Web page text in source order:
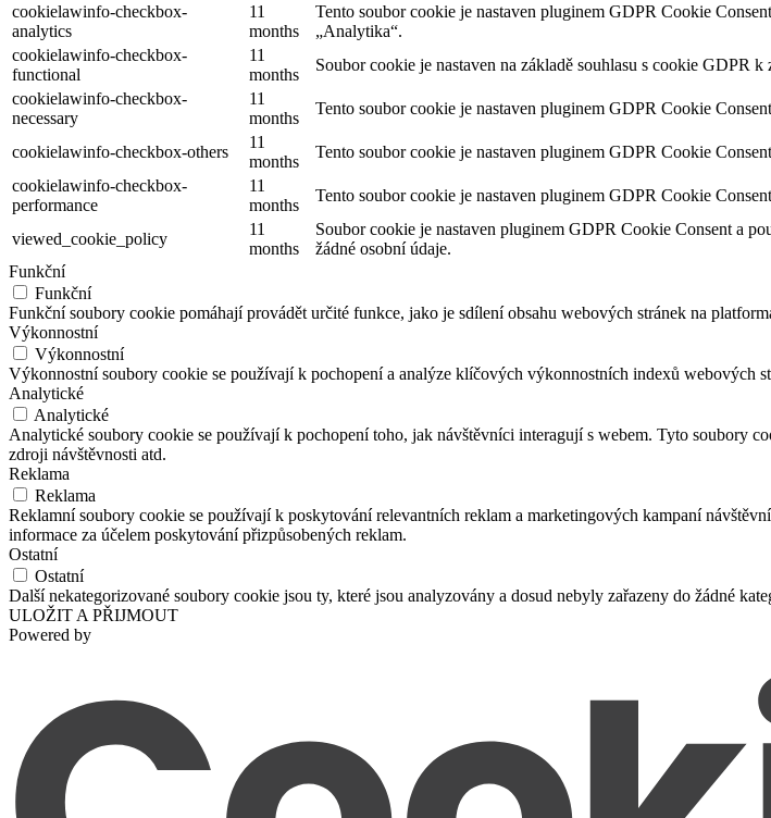
cookielawinfo-checkbox-
analytics
11
months
Tento soubor cookie je nastaven pluginem GDPR Cookie
„Analytika“.
cookielawinfo-checkbox-
functional
11
months
Soubor cookie je nastaven na základě souhlasu s cookie GDPR
cookielawinfo-checkbox-
necessary
11
months
Tento soubor cookie je nastaven pluginem GDPR Cookie
cookielawinfo-checkbox-others
11
months
Tento soubor cookie je nastaven pluginem GDPR Cookie
cookielawinfo-checkbox-
performance
11
months
Tento soubor cookie je nastaven pluginem GDPR Cookie
viewed_cookie_policy
11
months
Soubor cookie je nastaven pluginem GDPR Cookie Consent a
žádné osobní údaje.
Funkční
Funkční
Funkční soubory cookie pomáhají provádět určité funkce, jako je sdílení obsahu webových stránek na
Výkonnostní
Výkonnostní
Výkonnostní soubory cookie se používají k pochopení a analýze klíčových výkonnostních indexů webových
Analytické
Analytické
Analytické soubory cookie se používají k pochopení toho, jak návštěvníci interagují s webem. Tyto soubory
zdroji návštěvnosti atd.
Reklama
Reklama
Reklamní soubory cookie se používají k poskytování relevantních reklam a marketingových kampaní
informace za účelem poskytování přizpůsobených reklam.
Ostatní
Ostatní
Další nekategorizované soubory cookie jsou ty, které jsou analyzovány a dosud nebyly zařazeny do žádné
ULOŽIT A PŘIJMOUT
Powered by